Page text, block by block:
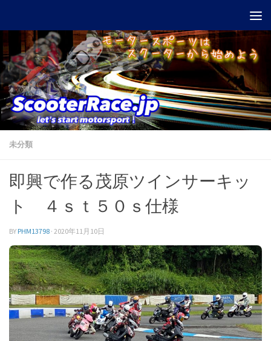
未分類
即興で作る茂原ツインサーキッ
ト ４ｓｔ５０ｓ仕様
BY PHM13798 · 2020年11月10日